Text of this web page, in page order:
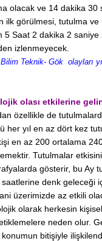
olacak ve 14 dakika 30
ilk görülmesi, tutulma ve
5 Saat 2 dakika 2 saniye
izlenmeyecek.
Teknik- Gök olayları
olası etkilerine
özellikle de
her yıl en az dört kez
en az 200 ortalama
Tutulmalar
gösterir, bu Ay
denk geleceği
üzerimizde az etkili
olarak herkesin
neden olur.
bitişiyle